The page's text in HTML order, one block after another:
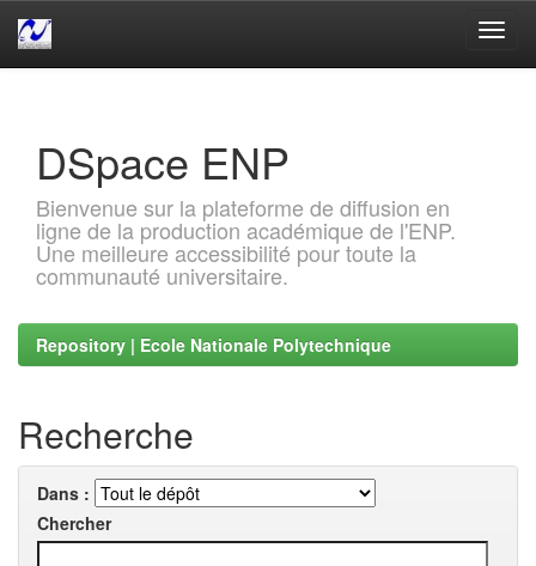
DSpace ENP
Bienvenue sur la plateforme de diffusion en
ligne de la production académique de l'ENP.
Une meilleure accessibilité pour toute la
communauté universitaire.
Repository | Ecole Nationale Polytechnique
Recherche
Dans :
Chercher